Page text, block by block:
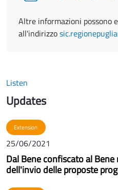
Altre informazioni possono
all'indirizzo
Listen
Updates
Extension
25/06/2021
Dal Bene confiscato al
dell'invio delle proposte